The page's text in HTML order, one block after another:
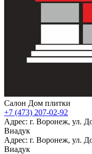
Салон Дом плитки
+7 (473) 207-02-92
Адрес: г. Воронеж, ул.
Виадук
Адрес: г. Воронеж, ул.
Виадук